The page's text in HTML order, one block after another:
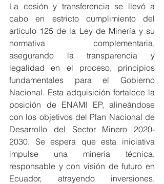
La cesión y transferencia se llevó a
cabo en estricto cumplimiento del
artículo 125 de la Ley de Minería y su
normativa complementaria,
asegurando la transparencia y
legalidad en el proceso, principios
fundamentales para el Gobierno
Nacional. Esta adquisición fortalece la
posición de ENAMI EP, alineándose
con los objetivos del Plan Nacional de
Desarrollo del Sector Minero 2020-
2030. Se espera que esta iniciativa
impulse una minería técnica,
responsable y con visión de futuro en
Ecuador, atrayendo inversiones,